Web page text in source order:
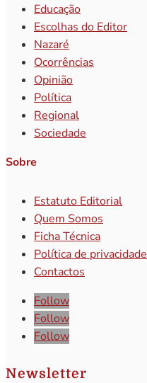
Educação
Escolhas do Editor
Nazaré
Ocorrências
Opinião
Política
Regional
Sociedade
Sobre
Estatuto Editorial
Quem Somos
Ficha Técnica
Política de privacidade
Contactos
Follow
Follow
Follow
Newsletter